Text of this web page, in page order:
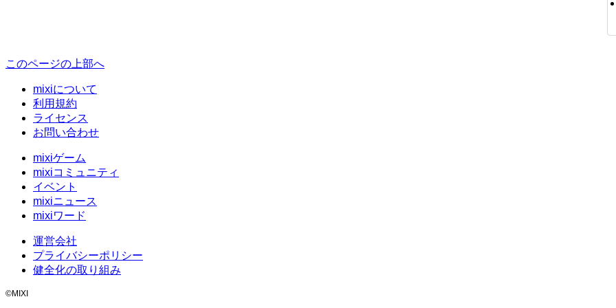
このページの上部へ
mixiについて
利用規約
ライセンス
お問い合わせ
mixiゲーム
mixiコミュニティ
イベント
mixiニュース
mixiワード
運営会社
プライバシーポリシー
健全化の取り組み
©MIXI